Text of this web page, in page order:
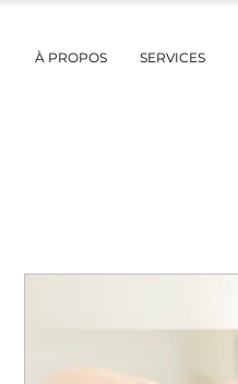
À PROPOS SERVICES